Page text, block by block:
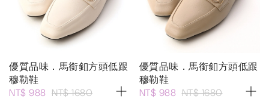
優質品味．馬銜釦方頭低跟
穆勒鞋
NT$ 988 NT$ 1680
優質品味．馬銜釦方頭低跟
穆勒鞋
NT$ 988 NT$ 1680